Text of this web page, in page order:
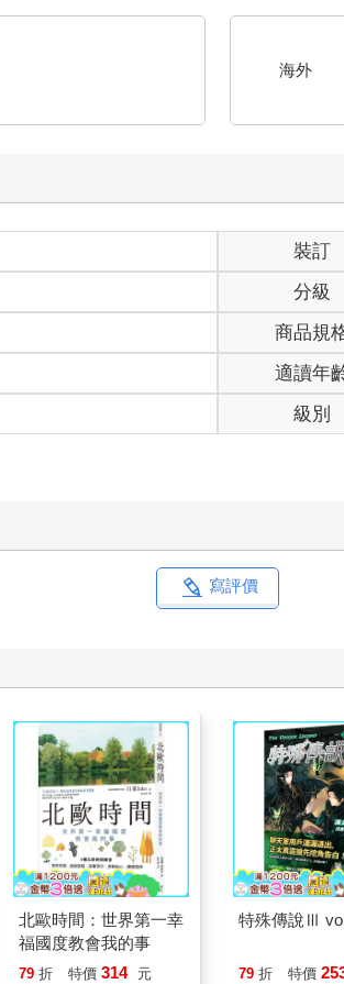
海外
裝訂
分級
商品規
適讀年
級別
寫評價
北歐時間：世界第一幸
福國度教會我的事
79 折 特價 314 元
特殊傳說Ⅲ
79 折 特價